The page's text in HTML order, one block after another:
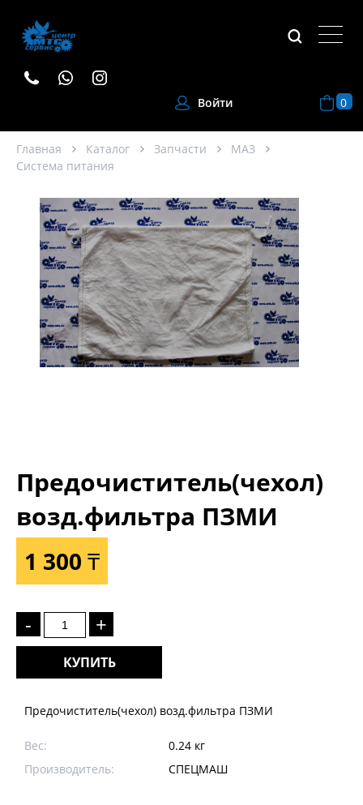
Войти 0
Главная Каталог Запчасти
МАЗ
Система питания
Предочиститель(чехол)
возд.фильтра ПЗМИ
1 300 ₸
- +
КУПИТЬ
Предочиститель(чехол) возд.фильтра ПЗМИ
Вес:
0.24 кг
Производитель:
CПЕЦМАШ